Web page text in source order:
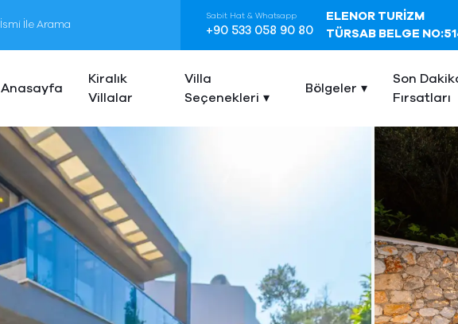
Sabit Hat & Whatsapp
+90 533 058 90 80
ELENOR TURİZM
TÜRSAB BELGE
Anasayfa
Kiralık
Villalar
Villa
Seçenekleri
Bölgeler
Son
Fırsatları